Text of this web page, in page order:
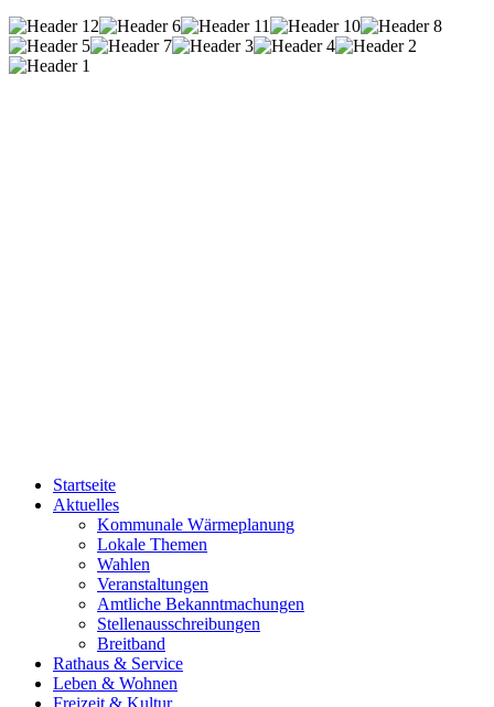
Startseite
Aktuelles
Kommunale Wärmeplanung
Lokale Themen
Wahlen
Veranstaltungen
Amtliche Bekanntmachungen
Stellenausschreibungen
Breitband
Rathaus & Service
Leben & Wohnen
Freizeit & Kultur